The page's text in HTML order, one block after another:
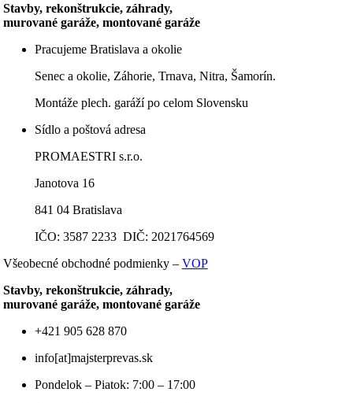
Stavby, rekonštrukcie, záhrady,
murované garáže, montované garáže
Pracujeme Bratislava a okolie
Senec a okolie, Záhorie, Trnava, Nitra, Šamorín.
Montáže plech. garáží po celom Slovensku
Sídlo a poštová adresa
PROMAESTRI s.r.o.
Janotova 16
841 04 Bratislava
IČO: 3587 2233 DIČ: 2021764569
Všeobecné obchodné podmienky – VOP
Stavby, rekonštrukcie, záhrady,
murované garáže, montované garáže
+421 905 628 870
info[at]majsterprevas.sk
Pondelok – Piatok: 7:00 – 17:00